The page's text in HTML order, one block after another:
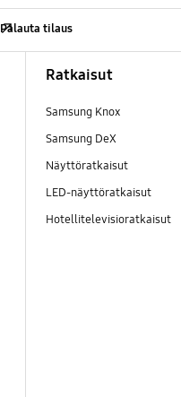
Palauta tilaus
Ratkaisut
Samsung Knox
Samsung DeX
Näyttöratkaisut
LED-näyttöratkaisut
Hotellitelevisioratkaisut